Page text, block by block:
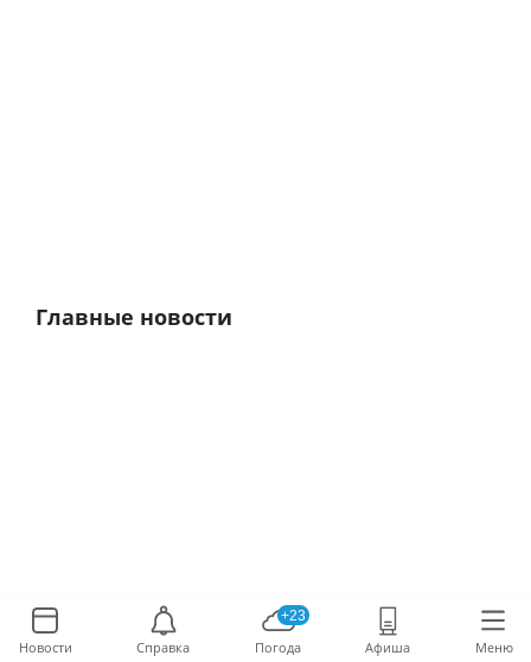
Главные новости
Новости Справка
+23
Погода Афиша Меню